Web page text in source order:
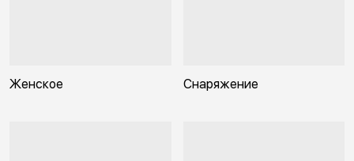
Женское Снаряжение